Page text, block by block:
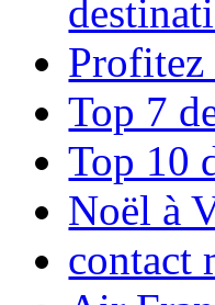
Profitez
Top 7
Top 10
Noël à
contact